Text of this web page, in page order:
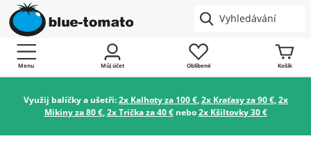
Menu Můj účet Oblíbené Košík
Využij balíčky a ušetři:2x Kalhoty za 100 €,2x Kraťasy za 90 €,2x
Mikiny za 80 €,2x Trička za 40 €nebo2x Kšiltovky 30 €